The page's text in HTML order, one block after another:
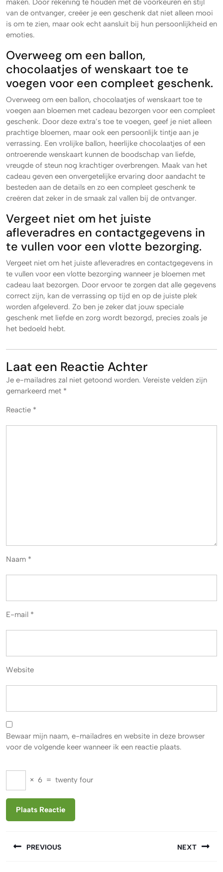
van de ontvanger, creëer je een geschenk dat niet alleen mooi
is om te zien, maar ook echt aansluit bij hun persoonlijkheid en
emoties.
Overweeg om een ​​ballon,
chocolaatjes of wenskaart toe te
voegen voor een compleet geschenk.
Overweeg om een ballon, chocolaatjes of wenskaart toe te
voegen aan bloemen met cadeau bezorgen voor een compleet
geschenk. Door deze extra’s toe te voegen, geef je niet alleen
prachtige bloemen, maar ook een persoonlijk tintje aan je
verrassing. Een vrolijke ballon, heerlijke chocolaatjes of een
ontroerende wenskaart kunnen de boodschap van liefde,
vreugde of steun nog krachtiger overbrengen. Maak van het
cadeau geven een onvergetelijke ervaring door aandacht te
besteden aan de details en zo een compleet geschenk te
creëren dat zeker in de smaak zal vallen bij de ontvanger.
Vergeet niet om het juiste
afleveradres en contactgegevens in
te vullen voor een vlotte bezorging.
Vergeet niet om het juiste afleveradres en contactgegevens in
te vullen voor een vlotte bezorging wanneer je bloemen met
cadeau laat bezorgen. Door ervoor te zorgen dat alle gegevens
correct zijn, kan de verrassing op tijd en op de juiste plek
worden afgeleverd. Zo ben je zeker dat jouw speciale
geschenk met liefde en zorg wordt bezorgd, precies zoals je
het bedoeld hebt.
Laat een Reactie Achter
Je e-mailadres zal niet getoond worden. Vereiste velden zijn
gemarkeerd met *
Reactie *
Naam *
E-mail *
Website
Bewaar mijn naam, e-mailadres en website in deze browser
voor de volgende keer wanneer ik een reactie plaats.
× 6 = twenty four
PREVIOUS NEXT